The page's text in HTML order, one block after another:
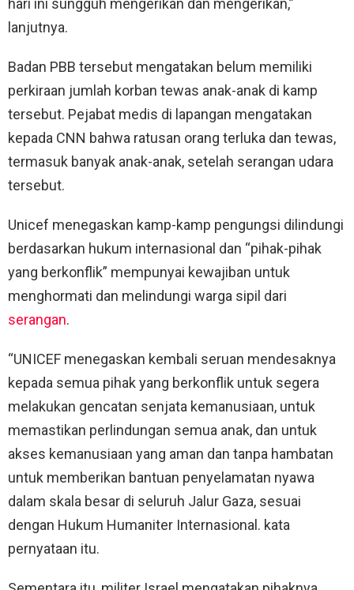
hari ini sungguh mengerikan dan mengerikan,”
lanjutnya.
Badan PBB tersebut mengatakan belum memiliki
perkiraan jumlah korban tewas anak-anak di kamp
tersebut. Pejabat medis di lapangan mengatakan
kepada CNN bahwa ratusan orang terluka dan tewas,
termasuk banyak anak-anak, setelah serangan udara
tersebut.
Unicef menegaskan kamp-kamp pengungsi dilindungi
berdasarkan hukum internasional dan “pihak-pihak
yang berkonflik” mempunyai kewajiban untuk
menghormati dan melindungi warga sipil dari
serangan.
“UNICEF menegaskan kembali seruan mendesaknya
kepada semua pihak yang berkonflik untuk segera
melakukan gencatan senjata kemanusiaan, untuk
memastikan perlindungan semua anak, dan untuk
akses kemanusiaan yang aman dan tanpa hambatan
untuk memberikan bantuan penyelamatan nyawa
dalam skala besar di seluruh Jalur Gaza, sesuai
dengan Hukum Humaniter Internasional. kata
pernyataan itu.